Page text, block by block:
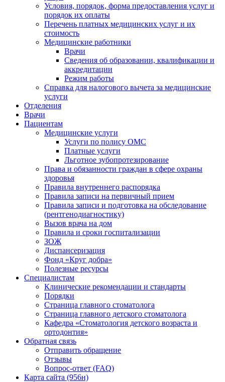
Условия, порядок, форма предоставления услуг и
порядок их оплаты
Перечень платных медицинских услуг и их
стоимость
Медицинские работники
Врачи
Сведения об образовании, квалификации и
аккредитации
Режим работы
Справка для налогового вычета за медицинские
услуги
Отделения
Врачи
Пациентам
Медицинские услуги
Услуги по полису ОМС
Платные услуги
Льготное зубопротезирование
Права и обязанности граждан в сфере охраны
здоровья
Правила внутреннего распорядка
Правила записи на первичный прием
Правила записи и подготовка на обследование
(рентгенодиагностику)
Вызов врача на дом
Правила и сроки госпитализации
ЗОЖ
Диспансеризация
Фонд «Круг добра»
Полезные ресурсы
Специалистам
Клинические рекомендации и стандарты
Порядки
Страница главного стоматолога
Страница главного детского стоматолога
Кафедра «Стоматология детского возраста и
ортодонтия»
Обратная связь
Отправить обращение
Отзывы
Вопрос-ответ (FAQ)
Карта сайта (956н)